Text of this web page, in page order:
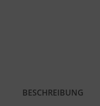
BESCHREIBUNG